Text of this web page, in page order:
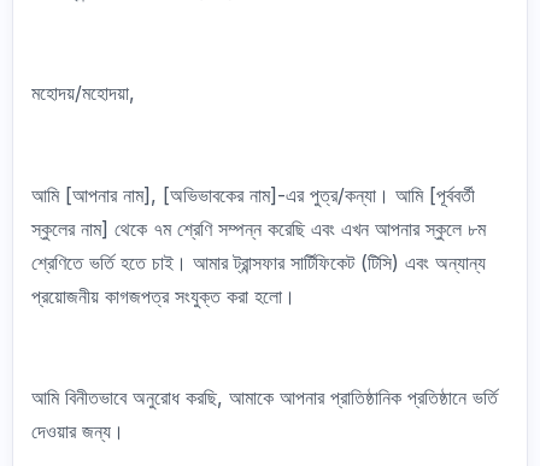
মহোদয়/মহোদয়া,
আমি [আপনার নাম], [অভিভাবকের নাম]-এর পুত্র/কন্যা। আমি [পূর্ববর্তী
স্কুলের নাম] থেকে ৭ম শ্রেণি সম্পন্ন করেছি এবং এখন আপনার স্কুলে ৮ম
শ্রেণিতে ভর্তি হতে চাই। আমার ট্রান্সফার সার্টিফিকেট (টিসি) এবং অন্যান্য
প্রয়োজনীয় কাগজপত্র সংযুক্ত করা হলো।
আমি বিনীতভাবে অনুরোধ করছি, আমাকে আপনার প্রাতিষ্ঠানিক প্রতিষ্ঠানে ভর্তি
দেওয়ার জন্য।